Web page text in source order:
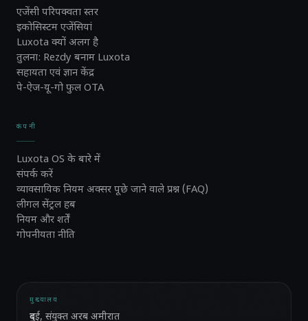
एजेंसी परिपक्वता स्तर
इकोसिस्टम एजेंसियां
Luxota क्यों अलग है
तुलना: Rezdy बनाम Luxota
सहायता एवं ज्ञान केंद्र
पे-ऐज-यू-गो फुल OTA
कंपनी
Luxota OS के बारे में
संपर्क करें
व्यावसायिक नियम अक्सर पूछे जाने वाले प्रश्न (FAQ)
लीगल सेंट्रल हब
नियम और शर्तें
गोपनीयता नीति
मुख्यालय
दुबई, संयुक्त अरब अमीरात